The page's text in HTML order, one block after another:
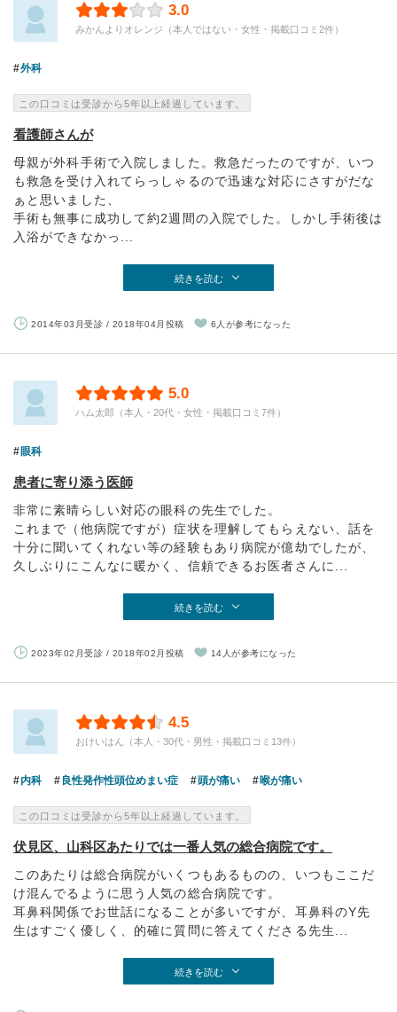
3.0
みかんよりオレンジ（本人ではない・女性・掲載口コミ2件）
外科
この口コミは受診から5年以上経過しています。
看護師さんが
母親が外科手術で入院しました。救急だったのですが、いつ
も救急を受け入れてらっしゃるので迅速な対応にさすがだな
ぁと思いました、
手術も無事に成功して約2週間の入院でした。しかし手術後は
入浴ができなかっ...
続きを読む
2014年03月受診 / 2018年04月投稿 6人が参考になった
5.0
ハム太郎（本人・20代・女性・掲載口コミ7件）
眼科
患者に寄り添う医師
非常に素晴らしい対応の眼科の先生でした。
これまで（他病院ですが）症状を理解してもらえない、話を
十分に聞いてくれない等の経験もあり病院が億劫でしたが、
久しぶりにこんなに暖かく、信頼できるお医者さんに...
続きを読む
2023年02月受診 / 2018年02月投稿 14人が参考になった
4.5
おけいはん（本人・30代・男性・掲載口コミ13件）
内科 良性発作性頭位めまい症 頭が痛い 喉が痛い
この口コミは受診から5年以上経過しています。
伏見区、山科区あたりでは一番人気の総合病院です。
このあたりは総合病院がいくつもあるものの、いつもここだ
け混んでるように思う人気の総合病院です。
耳鼻科関係でお世話になることが多いですが、耳鼻科のY先
生はすごく優しく、的確に質問に答えてくださる先生...
続きを読む